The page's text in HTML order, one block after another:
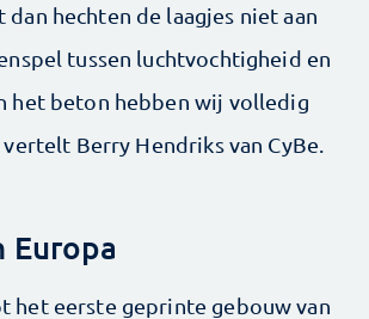
dan hechten de laagjes niet aan
tussen luchtvochtigheid en
het beton hebben wij volledig
Berry Hendriks van CyBe.
Europa
het eerste geprinte gebouw van